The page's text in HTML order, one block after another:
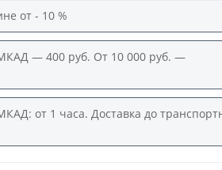
от - 10 %
— 400 руб. От 10 000 руб. —
от 1 часа. Доставка до